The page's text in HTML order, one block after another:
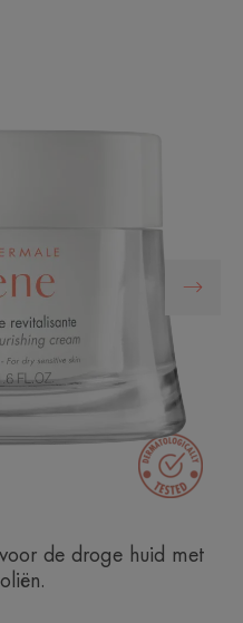
de droge huid met